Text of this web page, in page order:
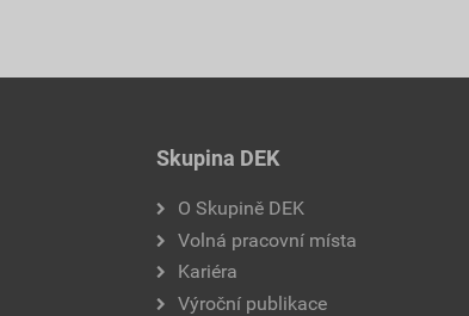
Skupina DEK
O Skupině DEK
Volná pracovní místa
Kariéra
Výroční publikace